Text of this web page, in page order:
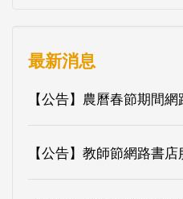
最新消息
【公告】農曆春節期間
【公告】教師節網路書